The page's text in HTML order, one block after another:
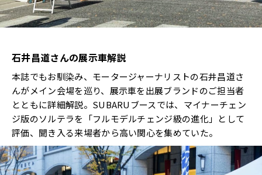
石井昌道さんの展示車解説
本誌でもお馴染み、モータージャーナリストの石井昌道さ
んがメイン会場を巡り、展示車を出展ブランドのご担当者
とともに詳細解説。SUBARUブースでは、マイナーチェン
ジ版のソルテラを「フルモデルチェンジ級の進化」として
評価、聞き入る来場者から高い関心を集めていた。